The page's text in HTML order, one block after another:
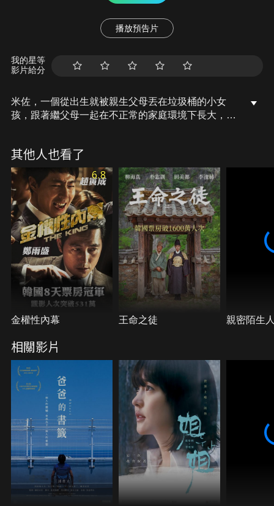
播放預告片
我的星等
影片給分
米佐，一個從出生就被親生父母丟在垃圾桶的小女
孩，跟著繼父母一起在不正常的家庭環境下長大，某
生，就將她拋棄的前任刑事警察雨尚，拋棄女兒後，
彷彿自己也像個垃圾般，過著行屍走肉的日子，就這
樣兩個寂寞的人遇見了彼此。
其他人也看了
6.8
金權性內幕 王命之徒 親密陌生
相關影片